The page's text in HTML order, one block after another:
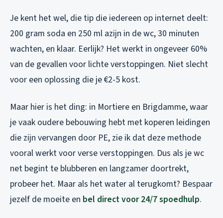
Je kent het wel, die tip die iedereen op internet deelt:
200 gram soda en 250 ml azijn in de wc, 30 minuten
wachten, en klaar. Eerlijk? Het werkt in ongeveer 60%
van de gevallen voor lichteverstoppingen. Niet slecht
voor een oplossing die je €2-5 kost.
Maar hier is het ding: in Mortiere en Brigdamme, waar
je vaak oudere bebouwing hebt met koperen leidingen
die zijn vervangen door PE, zie ik dat deze methode
vooral werkt voor verse verstoppingen. Dus als je wc
net begint te blubberen en langzamer doortrekt,
probeer het. Maar als het water al terugkomt? Bespaar
jezelf de moeite en bel direct voor 24/7 spoedhulp.